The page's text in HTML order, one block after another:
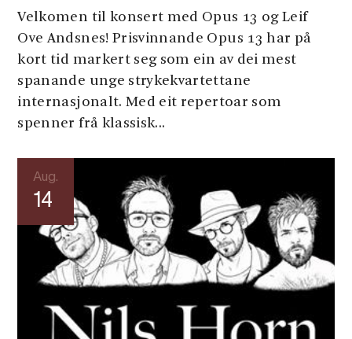
Velkomen til konsert med Opus 13 og Leif
Ove Andsnes! Prisvinnande Opus 13 har på
kort tid markert seg som ein av dei mest
spanande unge strykekvartettane
internasjonalt. Med eit repertoar som
spenner frå klassisk...
Aug.
14